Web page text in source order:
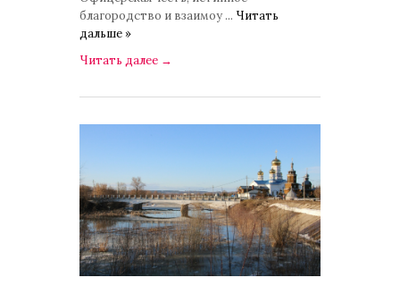
благородство и взаимоу ... Читать
дальше »
Читать далее →